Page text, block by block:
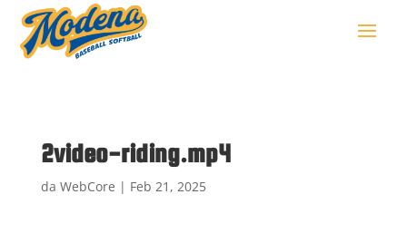
2video-riding.mp4
da WebCore | Feb 21, 2025